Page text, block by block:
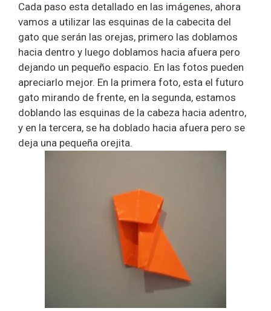
Cada paso esta detallado en las imágenes, ahora
vamos a utilizar las esquinas de la cabecita del
gato que serán las orejas, primero las doblamos
hacia dentro y luego doblamos hacia afuera pero
dejando un pequeño espacio. En las fotos pueden
apreciarlo mejor. En la primera foto, esta el futuro
gato mirando de frente, en la segunda, estamos
doblando las esquinas de la cabeza hacia adentro,
y en la tercera, se ha doblado hacia afuera pero se
deja una pequeña orejita.